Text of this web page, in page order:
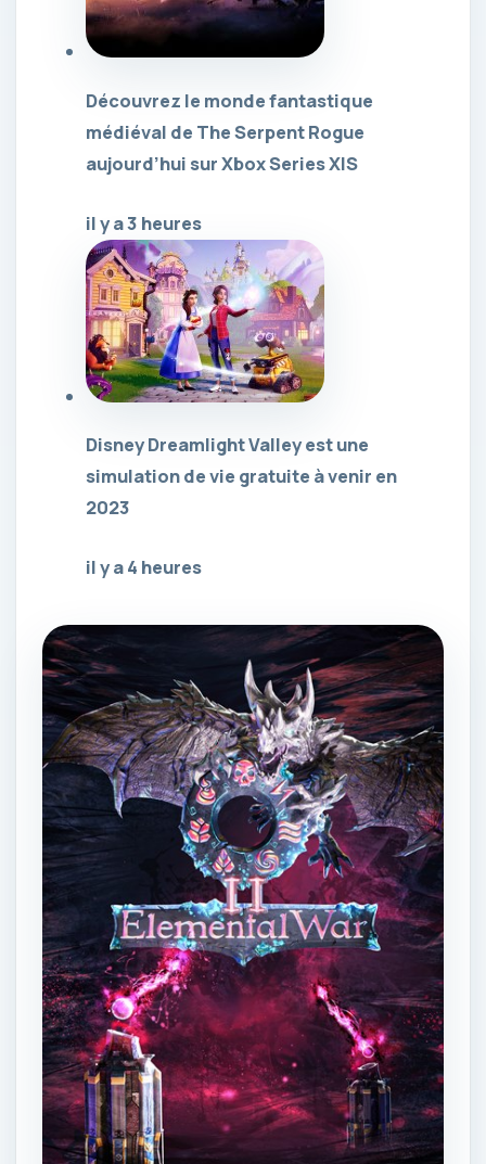
Découvrez le monde fantastique
médiéval de The Serpent Rogue
aujourd’hui sur Xbox Series X|S
il y a 3 heures
Disney Dreamlight Valley est une
simulation de vie gratuite à venir en
2023
il y a 4 heures